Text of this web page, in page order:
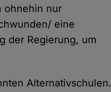
ohnehin nur
eine
der Regierung, um
Alternativschulen.